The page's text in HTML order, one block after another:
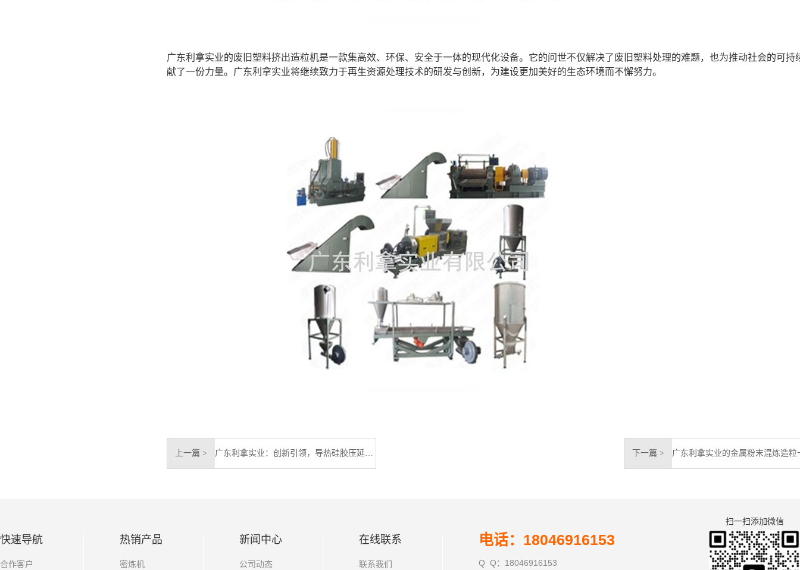
广东利拿实业的废旧塑料挤出造粒机是一款集高效、环保、安全于一体的现代化设备。它的问世不仅解决了废旧塑料处理的难题，也为推动社会的可持
献了一份力量。广东利拿实业将继续致力于再生资源处理技术的研发与创新，为建设更加美好的生态环境而不懈努力。
上一篇 > 广东利拿实业：创新引领，导热硅胶压延机生产线的卓越之选 下一篇 >
快速导航
合作客户
热销产品
密炼机
新闻中心
公司动态
在线联系
联系我们
电话：18046916153
Q Q：18046916153
扫一扫添加微信